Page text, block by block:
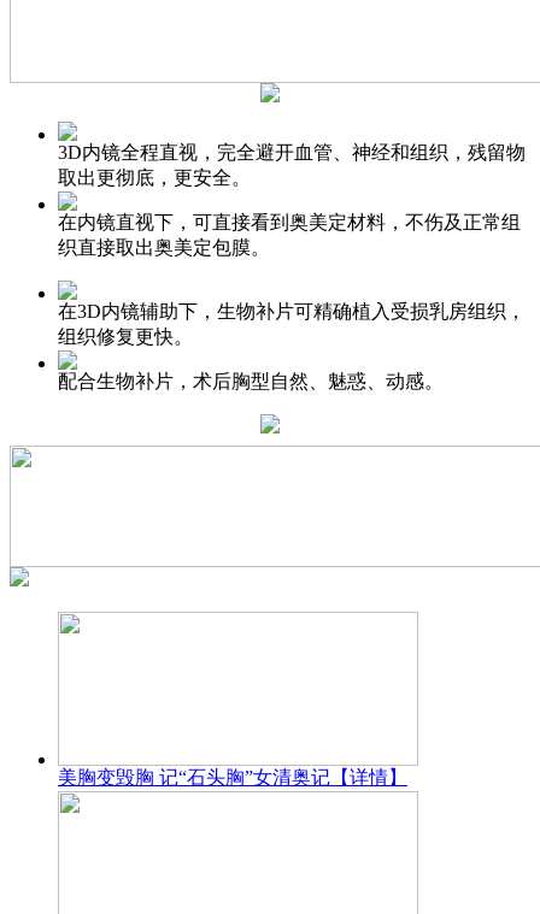
3D内镜全程直视，完全避开血管、神经和组织，残留物
取出更彻底，更安全。
在内镜直视下，可直接看到奥美定材料，不伤及正常组
织直接取出奥美定包膜。
在3D内镜辅助下，生物补片可精确植入受损乳房组织，
组织修复更快。
配合生物补片，术后胸型自然、魅惑、动感。
美胸变毁胸 记“石头胸”女清奥记 【详情】